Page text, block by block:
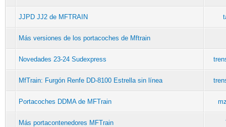
JJPD JJ2 de MFTRAIN
Más versiones de los portacoches de Mftrain
Novedades 23-24 Sudexpress
MfTrain: Furgón Renfe DD-8100 Estrella sin línea
Portacoches DDMA de MFTrain
Más portacontenedores MFTrain